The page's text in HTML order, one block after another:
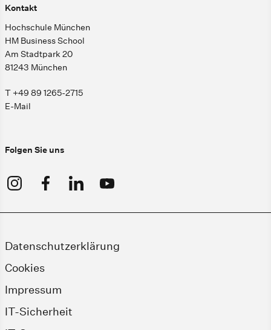
Kontakt
Hochschule München
HM Business School
Am Stadtpark 20
81243 München
T +49 89 1265-2715
E-Mail
Folgen Sie uns
Datenschutzerklärung
Cookies
Impressum
IT-Sicherheit